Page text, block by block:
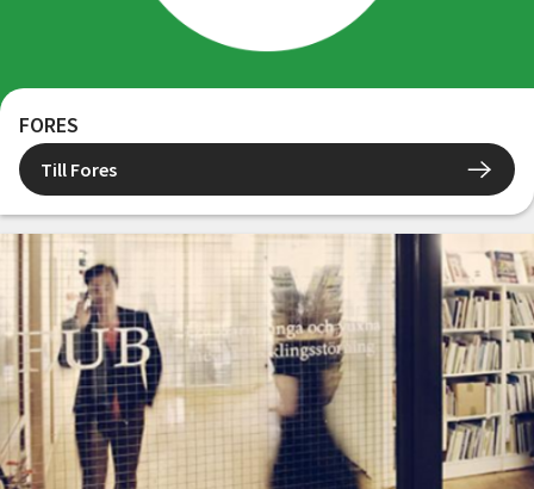
FORES
Till Fores